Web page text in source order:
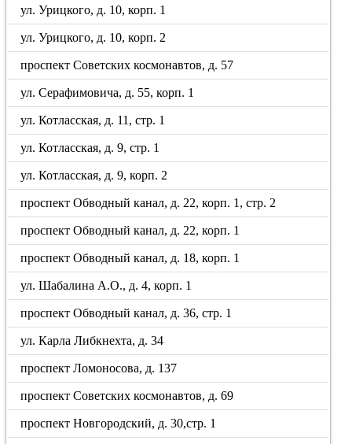
ул. Урицкого, д. 10, корп. 1
ул. Урицкого, д. 10, корп. 2
проспект Советских космонавтов, д. 57
ул. Серафимовича, д. 55, корп. 1
ул. Котласская, д. 11, стр. 1
ул. Котласская, д. 9, стр. 1
ул. Котласская, д. 9, корп. 2
проспект Обводный канал, д. 22, корп. 1, стр. 2
проспект Обводный канал, д. 22, корп. 1
проспект Обводный канал, д. 18, корп. 1
ул. Шабалина А.О., д. 4, корп. 1
проспект Обводный канал, д. 36, стр. 1
ул. Карла Либкнехта, д. 34
проспект Ломоносова, д. 137
проспект Советских космонавтов, д. 69
проспект Новгородский, д. 30,стр. 1